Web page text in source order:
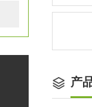
产